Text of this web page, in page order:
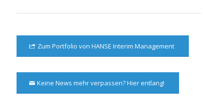
Zum Portfolio von HANSE Interim Management
Keine News mehr verpassen? Hier entlang!